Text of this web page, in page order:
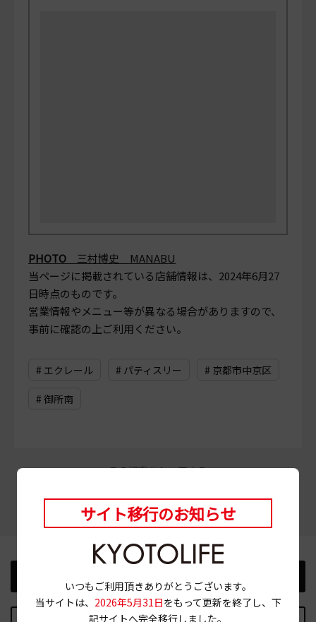
PHOTO 三村博史 MANABU
当ページに掲載されている店舗情報は、 2024年6月27
日時点のものです。
営業情報やメニュー等が異なる場合がありますので、
事前に確認の上ご利用ください。
# エクレール # パティスリー # 京都市中京区
# 御所南
この記事をシェアする
サイト移行のお知らせ
いつもご利用頂きありがとうございます。
当サイトは、 2026年5月31日をもって更新を終了し、下
記サイトへ完全移行しました。